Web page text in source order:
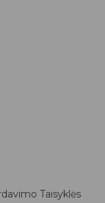
Taisyklės